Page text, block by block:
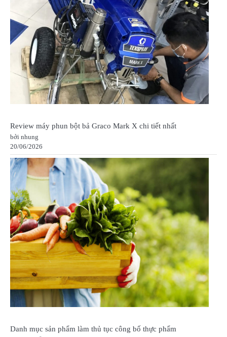
Review máy phun bột bả Graco Mark X chi tiết nhất
bởi nhung
20/06/2026
Danh mục sản phẩm làm thủ tục công bố thực phẩm